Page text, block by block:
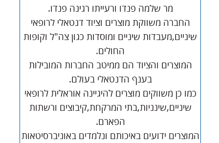
מר שלמה פנדו ורעייתו רגינה פנדו.
החברה משווקת מוצרים וציוד דנטאלי לרופאי
שיניים,מעבדות שיניים ומוסדות כגון צה"ל וקופות
החולים.
המוצרים והציוד הם ממיטב החברות המובילות
בענף הדנטאלי בעולם.
כמו כן משווקים מוצרים להיגיינה אוראלית לרופאי
שיניים,שינניות,בתי המרקחת,קיבוצים ורשתות
הפארם.
המוצרים ידועים באיכותם ונלמדים באוניברסיטאות